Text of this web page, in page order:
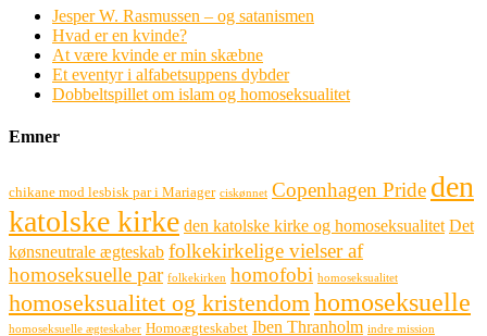
Jesper W. Rasmussen – og satanismen
Hvad er en kvinde?
At være kvinde er min skæbne
Et eventyr i alfabetsuppens dybder
Dobbeltspillet om islam og homoseksualitet
Emner
chikane mod lesbisk par i Mariager ciskønnet Copenhagen Pride den
katolske kirke den katolske kirke og homoseksualitet Det
kønsneutrale ægteskab folkekirkelige vielser af
homoseksuelle par folkekirken homofobi homoseksualitet
homoseksualitet og kristendomhomoseksuelle
homoseksuelle ægteskaber Homoægteskabet Iben Thranholm indre mission